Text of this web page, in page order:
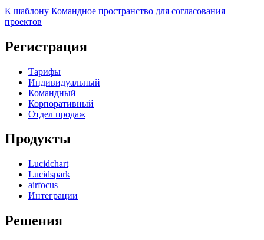
К шаблону Командное пространство для согласования
проектов
Регистрация
Тарифы
Индивидуальный
Командный
Корпоративный
Отдел продаж
Продукты
Lucidchart
Lucidspark
airfocus
Интеграции
Решения